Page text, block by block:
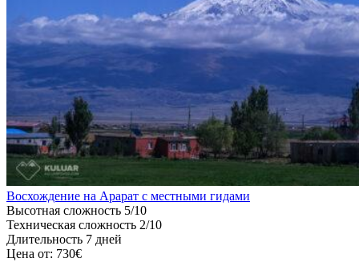
Восхождение на Арарат с местными гидами
Высотная сложность 5/10
Техническая сложность 2/10
Длительность 7 дней
Цена от: 730€